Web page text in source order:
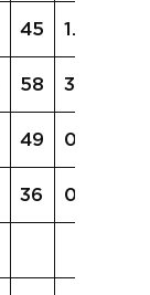
45 1.20mg
58 31.24μg
49 0.08mg
36 0.19mg